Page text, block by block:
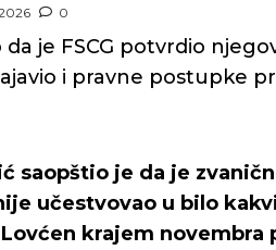
0
da je FSCG potvrdio
i pravne postupke
saopštio je da je
učestvovao u bilo
krajem